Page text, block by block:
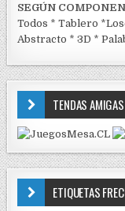
SEGÚN
Todos *Tablero *
Abstracto *3D *
TENDAS AMIGAS
ETIQUETAS